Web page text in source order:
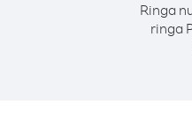
Ringa
ringa